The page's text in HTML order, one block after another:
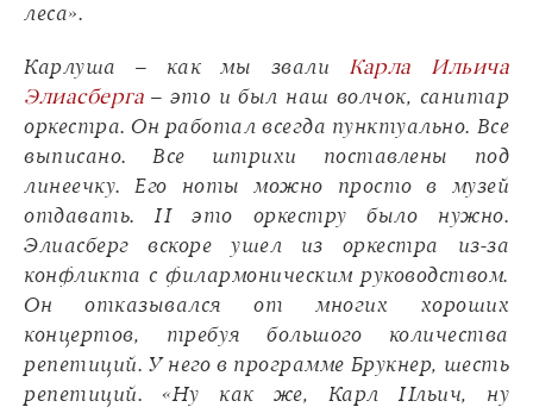
леса».
Карлуша – как мы звали Карла Ильича
Элиасберга – это и был наш волчок, санитар
оркестра. Он работал всегда пунктуально. Все
выписано. Все штрихи поставлены под
линеечку. Его ноты можно просто в музей
отдавать. И это оркестру было нужно.
Элиасберг вскоре ушел из оркестра из-за
конфликта с филармоническим руководством.
Он отказывался от многих хороших
концертов, требуя большого количества
репетиций. У него в программе Брукнер, шесть
репетиций. «Ну как же, Карл Ильич, ну